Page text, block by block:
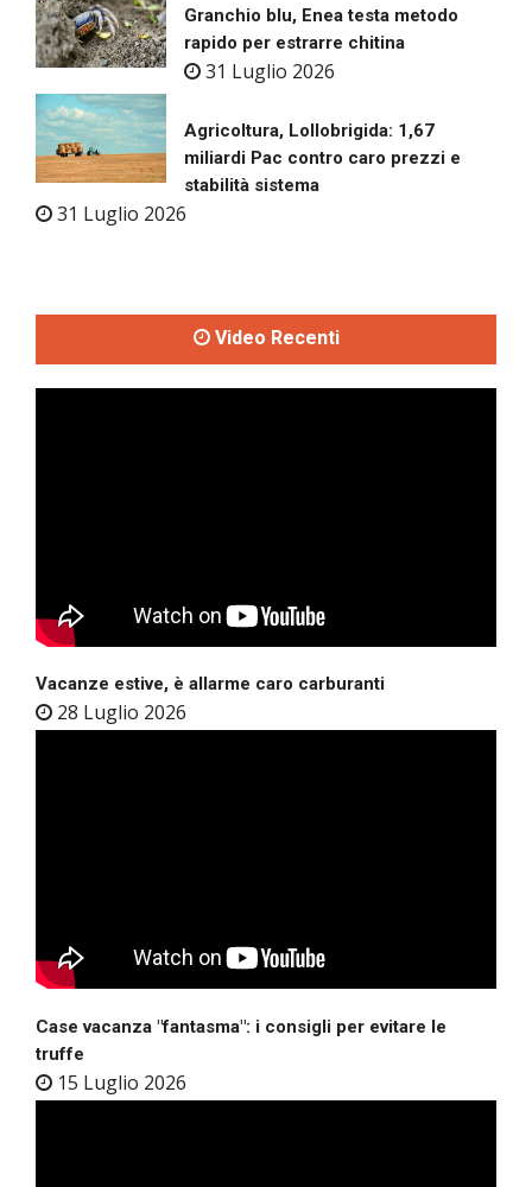
Granchio blu, Enea testa metodo
rapido per estrarre chitina
31 Luglio 2026
Agricoltura, Lollobrigida: 1,67
miliardi Pac contro caro prezzi e
stabilità sistema
31 Luglio 2026
Video Recenti
Vacanze estive, è allarme caro carburanti
28 Luglio 2026
Case vacanza "fantasma": i consigli per evitare le
truffe
15 Luglio 2026